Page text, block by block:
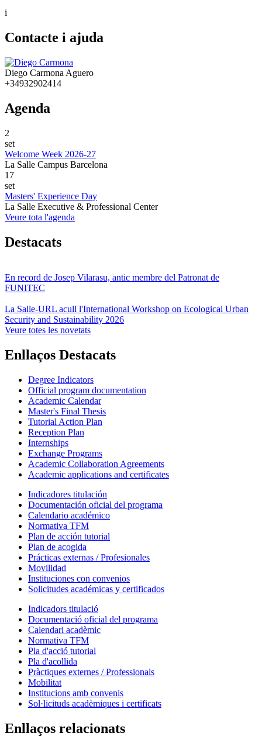
i
Contacte i ajuda
Diego Carmona Aguero
+34932902414
Agenda
2
set
Welcome Week 2026-27
La Salle Campus Barcelona
17
set
Masters' Experience Day
La Salle Executive & Professional Center
Veure tota l'agenda
Destacats
En record de Josep Vilarasu, antic membre del Patronat de
FUNITEC
La Salle-URL acull l'International Workshop on Ecological Urban
Security and Sustainability 2026
Veure totes les novetats
Enllaços Destacats
Degree Indicators
Official program documentation
Academic Calendar
Master's Final Thesis
Tutorial Action Plan
Reception Plan
Internships
Exchange Programs
Academic Collaboration Agreements
Academic applications and certificates
Indicadores titulación
Documentación oficial del programa
Calendario académico
Normativa TFM
Plan de acción tutorial
Plan de acogida
Prácticas externas / Profesionales
Movilidad
Instituciones con convenios
Solicitudes académicas y certificados
Indicadors titulació
Documentació oficial del programa
Calendari acadèmic
Normativa TFM
Pla d'acció tutorial
Pla d'acollida
Pràctiques externes / Professionals
Mobilitat
Institucions amb convenis
Sol·licituds acadèmiques i certificats
Enllaços relacionats